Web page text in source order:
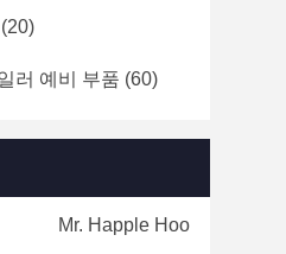
(20)
러 예비 부품 (60)
Mr. Happle Hoo